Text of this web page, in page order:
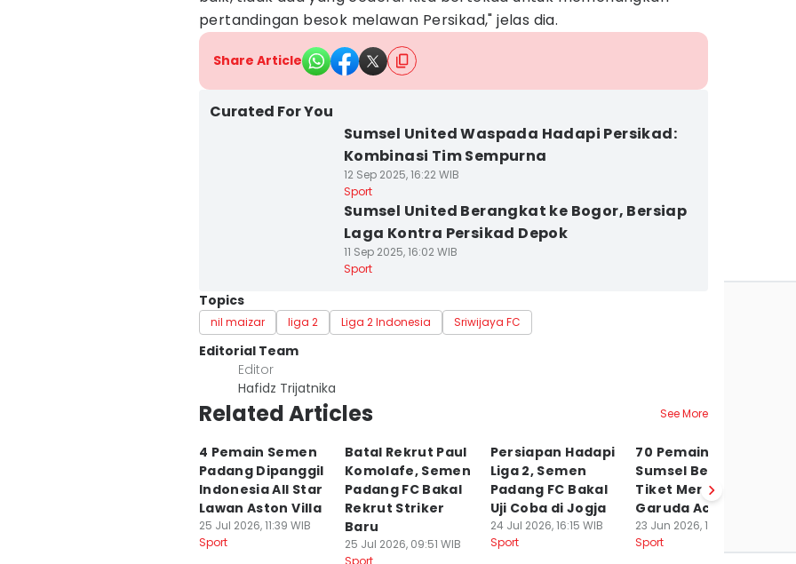
pertandingan besok melawan Persikad," jelas dia.
Share Article
Curated For You
Sumsel United Waspada Hadapi Persikad:
Kombinasi Tim Sempurna
12 Sep 2025, 16:22 WIB
Sport
Sumsel United Berangkat ke Bogor, Bersiap
Laga Kontra Persikad Depok
11 Sep 2025, 16:02 WIB
Sport
Topics
nil maizar liga 2 Liga 2 Indonesia Sriwijaya FC
Editorial Team
Editor
Hafidz Trijatnika
Related Articles See More
4 Pemain Semen
Padang Dipanggil
Indonesia All Star
Lawan Aston Villa
25 Jul 2026, 11:39 WIB
Sport
Batal Rekrut Paul
Komolafe, Semen
Padang FC Bakal
Rekrut Striker
Baru
25 Jul 2026, 09:51 WIB
Sport
Persiapan Hadapi
Liga 2, Semen
Padang FC Bakal
Uji Coba di Jogja
24 Jul 2026, 16:15 WIB
Sport
70 Pemain Muda
Sumsel Berebut 6
Tiket Menuju
Garuda Academy
23 Jun 2026, 14:06 WIB
Sport